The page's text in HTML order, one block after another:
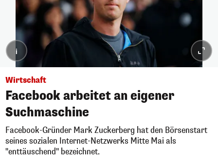
i
Wirtschaft
Facebook arbeitet an eigener
Suchmaschine
Facebook-Gründer Mark Zuckerberg hat den Börsenstart
seines sozialen Internet-Netzwerks Mitte Mai als
"enttäuschend" bezeichnet.